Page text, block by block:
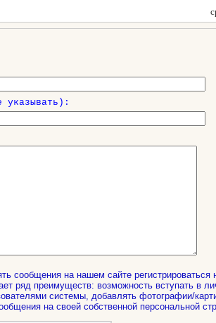
указывать):
сообщения на нашем сайте регистрироваться
ряд преимуществ: возможность вступать в
системы, добавлять фотографии/
на своей собственной персональной